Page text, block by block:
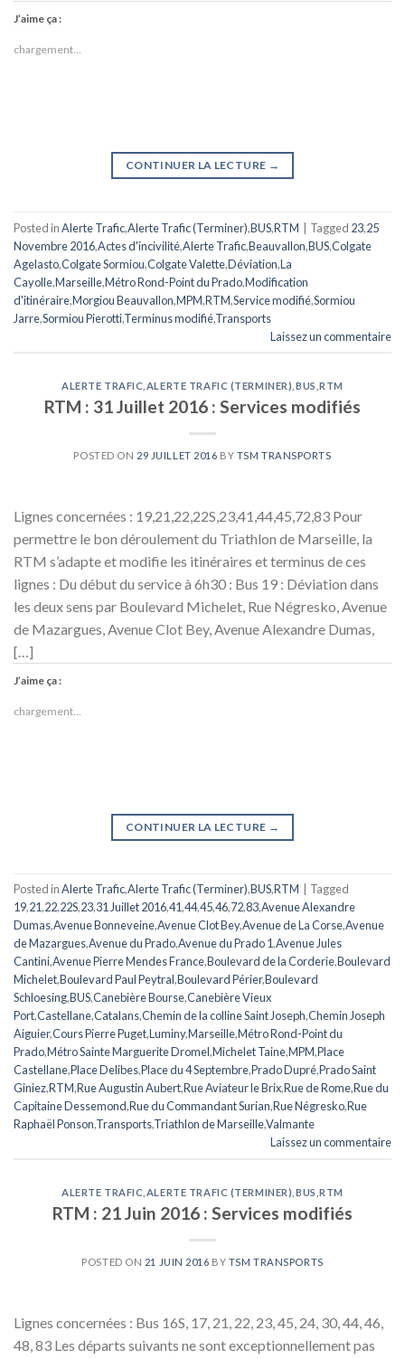
J’aime ça :
chargement…
CONTINUER LA LECTURE →
Posted inAlerte Trafic,Alerte Trafic (Terminer),BUS,RTM Tagged 23,25
Novembre 2016,Actes d'incivilité,Alerte Trafic,Beauvallon,BUS,Colgate
Agelasto,Colgate Sormiou,Colgate Valette,Déviation,La
Cayolle,Marseille,Métro Rond-Point du Prado,Modification
d'itinéraire,Morgiou Beauvallon,MPM,RTM,Service modifié,Sormiou
Jarre,Sormiou Pierotti,Terminus modifié,Transports
Laissez un commentaire
ALERTE TRAFIC ALERTE TRAFIC (TERMINER) BUS ,RTM
RTM : 31 Juillet 2016 : Services modifiés
POSTED ON 29 JUILLET 2016 BY TSM TRANSPORTS
Lignes concernées : 19,21,22,22S,23,41,44,45,72,83 Pour
permettre le bon déroulement du Triathlon de Marseille, la
RTM s’adapte et modifie les itinéraires et terminus de ces
lignes : Du début du service à 6h30 : Bus 19 : Déviation dans
les deux sens par Boulevard Michelet, Rue Négresko, Avenue
de Mazargues, Avenue Clot Bey, Avenue Alexandre Dumas,
[…]
J’aime ça :
chargement…
CONTINUER LA LECTURE →
Posted inAlerte Trafic,Alerte Trafic (Terminer),BUS,RTM
Tagged
19,21,22,22S,23,31 Juillet 2016,41,44,45,46,72,83,Avenue Alexandre
Dumas,Avenue Bonneveine,Avenue Clot Bey,Avenue de La Corse,Avenue
de Mazargues,Avenue du Prado,Avenue du Prado 1,Avenue Jules
Cantini,Avenue Pierre Mendes France,Boulevard de la Corderie,Boulevard
Michelet,Boulevard Paul Peytral,Boulevard Périer,Boulevard
Schloesing,BUS,Canebière Bourse,Canebière Vieux
Port,Castellane,Catalans,Chemin de la colline Saint Joseph,Chemin Joseph
Aiguier,Cours Pierre Puget,Luminy,Marseille,Métro Rond-Point du
Prado,Métro Sainte Marguerite Dromel,Michelet Taine,MPM,Place
Castellane,Place Delibes,Place du 4 Septembre,Prado Dupré,Prado Saint
Giniez,RTM,Rue Augustin Aubert,Rue Aviateur le Brix,Rue de Rome,Rue du
Capitaine Dessemond,Rue du Commandant Surian,Rue Négresko,Rue
Raphaël Ponson,Transports,Triathlon de Marseille,Valmante
Laissez un commentaire
ALERTE TRAFIC ALERTE TRAFIC (TERMINER) BUS ,RTM
RTM : 21 Juin 2016 : Services modifiés
POSTED ON 21 JUIN 2016 BY TSM TRANSPORTS
Lignes concernées : Bus 16S, 17, 21, 22, 23, 45, 24, 30, 44, 46,
48, 83 Les départs suivants ne sont exceptionnellement pas